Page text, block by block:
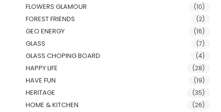
FLOWERS GLAMOUR (10)
FOREST FRIENDS (2)
GEO ENERGY (16)
GLASS (7)
GLASS CHOPING BOARD (4)
HAPPY LIFE (28)
HAVE FUN (19)
HERITAGE (35)
HOME & KITCHEN (26)